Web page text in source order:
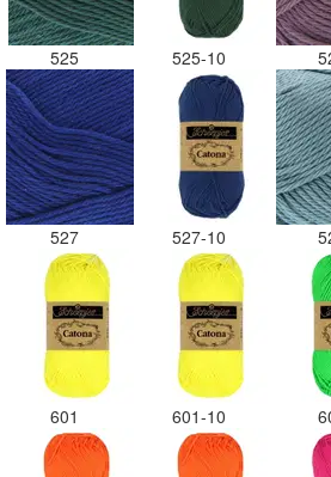
525 525-10
527 527-10
601 601-10